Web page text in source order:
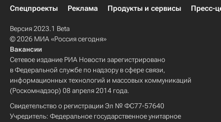
Спецпроекты
Реклама Продукты и сервисы Пресс-
Версия 2023.1 Beta
© 2026 МИА «Россия сегодня»
Вакансии
Сетевое издание РИА Новости зарегистрировано
в Федеральной службе по надзору в сфере связи,
информационных технологий и массовых коммуникаций
(Роскомнадзор) 08 апреля 2014 года.
Свидетельство о регистрации Эл № ФС77-57640
Учредитель: Федеральное государственное унитарное